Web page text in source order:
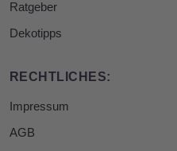
Ratgeber
Dekotipps
RECHTLICHES:
Impressum
AGB